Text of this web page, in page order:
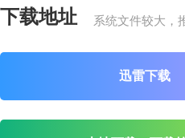
下载地址 系统文件较大，
迅雷下载